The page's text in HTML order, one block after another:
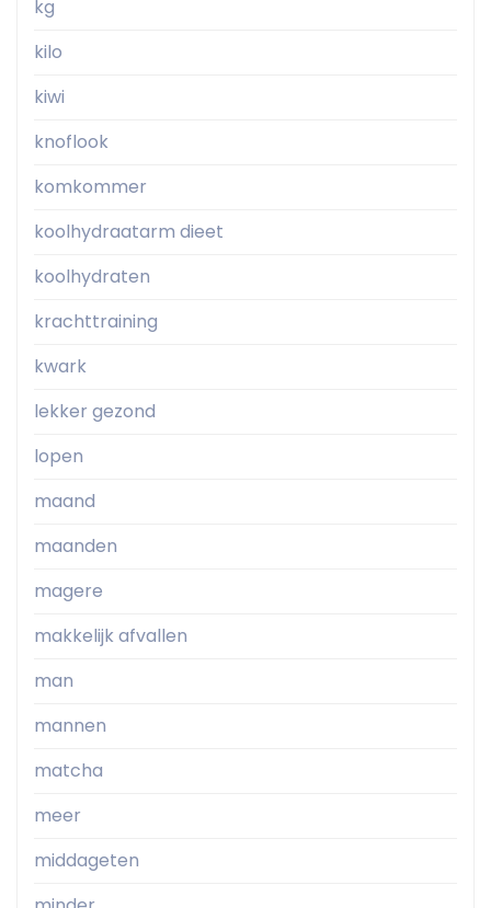
kg
kilo
kiwi
knoflook
komkommer
koolhydraatarm dieet
koolhydraten
krachttraining
kwark
lekker gezond
lopen
maand
maanden
magere
makkelijk afvallen
man
mannen
matcha
meer
middageten